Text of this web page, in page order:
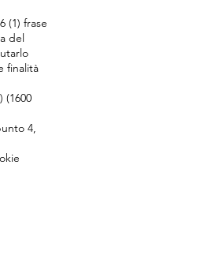
(1) frase
del
finalità
(1600
4,